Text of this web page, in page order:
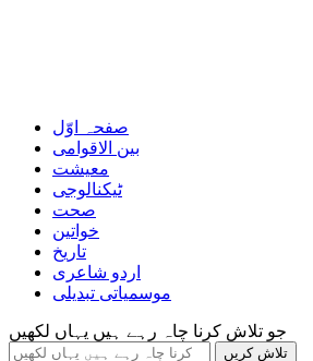
صفحہ اوّل
بین الاقوامی
معیشت
ٹیکنالوجی
صحت
خواتین
تاریخ
اردو شاعری
موسمیاتی تبدیلی
جو تلاش کرنا چاہ رہے ہیں یہاں لکھیں